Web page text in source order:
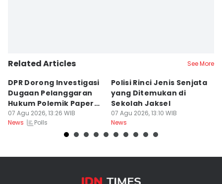
Related Articles See More
DPR Dorong Investigasi
Dugaan Pelanggaran
Hukum Polemik Paper
MBG
07 Agu 2026, 13:26 WIB
News
Polls
Polisi Rinci Jenis Senjata
yang Ditemukan di
Sekolah Jaksel
07 Agu 2026, 13:10 WIB
News